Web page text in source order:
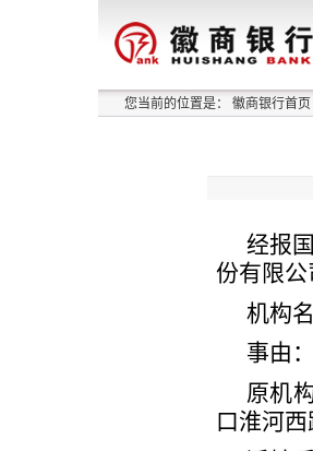
您当前的位置是： 徽商银行首页